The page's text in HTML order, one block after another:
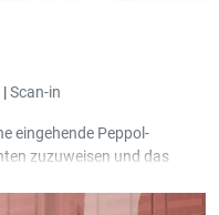
|Scan-in
eingehende Peppol-
zuzuweisen und das
die Scan-in Vorschau